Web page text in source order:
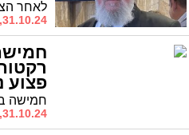
31.10.24, מערכת האתר
פצוע
31.10.24, מערכת האתר